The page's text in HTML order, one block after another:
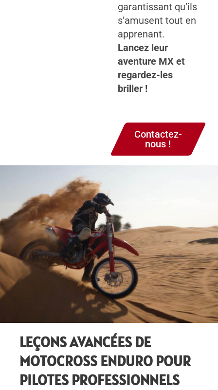
garantissant qu’ils
s’amusent tout en
apprenant.
Lancez leur
aventure MX et
regardez-les
briller !
Contactez-
nous !
LEÇONS AVANCÉES DE
MOTOCROSS ENDURO POUR
PILOTES PROFESSIONNELS